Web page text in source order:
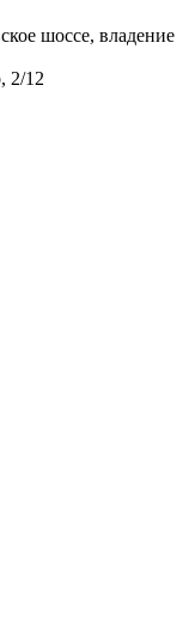
шоссе, владение
2/12